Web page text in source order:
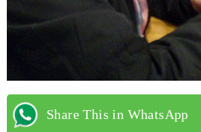
Share This in WhatsApp